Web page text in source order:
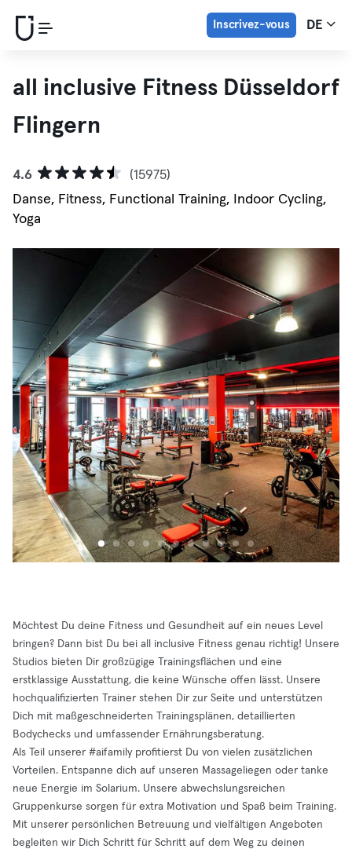
Inscrivez-vous DE
all inclusive Fitness Düsseldorf
Flingern
4.6
(15975)
Danse, Fitness, Functional Training, Indoor Cycling,
Yoga
Möchtest Du deine Fitness und Gesundheit auf ein neues Level
bringen? Dann bist Du bei all inclusive Fitness genau richtig! Unsere
Studios bieten Dir großzügige Trainingsflächen und eine
erstklassige Ausstattung, die keine Wünsche offen lässt. Unsere
hochqualifizierten Trainer stehen Dir zur Seite und unterstützen
Dich mit maßgeschneiderten Trainingsplänen, detaillierten
Bodychecks und umfassender Ernährungsberatung.
Als Teil unserer #aifamily profitierst Du von vielen zusätzlichen
Vorteilen. Entspanne dich auf unseren Massageliegen oder tanke
neue Energie im Solarium. Unsere abwechslungsreichen
Gruppenkurse sorgen für extra Motivation und Spaß beim Training.
Mit unserer persönlichen Betreuung und vielfältigen Angeboten
begleiten wir Dich Schritt für Schritt auf dem Weg zu deinen